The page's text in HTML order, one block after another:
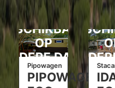
OP
ANDERE DATA
Pipowagen
PIPOWAGEN.
IDAHO